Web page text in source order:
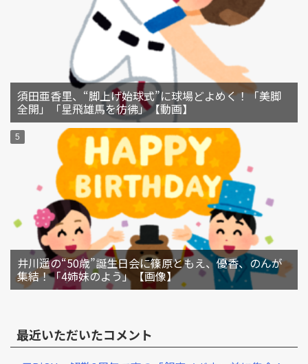
須田亜香里、“脚上げ始球式”に球場どよめく！「美脚
全開」「星飛雄馬を彷彿」【動画】
井川遥の“50歳”誕生日会に篠原ともえ、優香、のんが
集結！「4姉妹のよう」【画像】
最近いただいたコメント